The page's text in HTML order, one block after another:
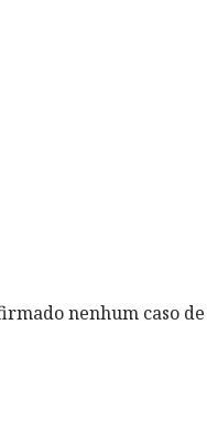
nenhum caso de